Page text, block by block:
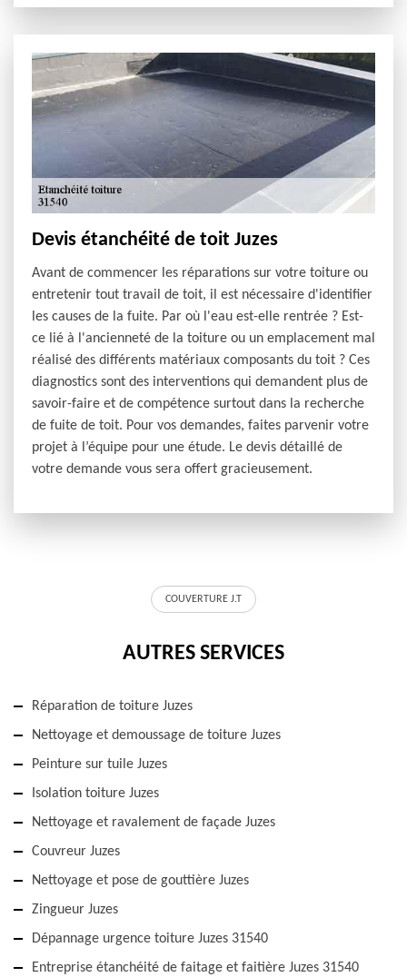
Devis étanchéité de toit Juzes
Avant de commencer les réparations sur votre toiture ou
entretenir tout travail de toit, il est nécessaire d'identifier
les causes de la fuite. Par où l'eau est-elle rentrée ? Est-
ce lié à l'ancienneté de la toiture ou un emplacement mal
réalisé des différents matériaux composants du toit ? Ces
diagnostics sont des interventions qui demandent plus de
savoir-faire et de compétence surtout dans la recherche
de fuite de toit. Pour vos demandes, faites parvenir votre
projet à l’équipe pour une étude. Le devis détaillé de
votre demande vous sera offert gracieusement.
COUVERTURE J.T
AUTRES SERVICES
Réparation de toiture Juzes
Nettoyage et demoussage de toiture Juzes
Peinture sur tuile Juzes
Isolation toiture Juzes
Nettoyage et ravalement de façade Juzes
Couvreur Juzes
Nettoyage et pose de gouttière Juzes
Zingueur Juzes
Dépannage urgence toiture Juzes 31540
Entreprise étanchéité de faitage et faitière Juzes 31540